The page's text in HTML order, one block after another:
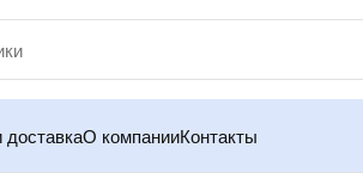
О компанииКонтакты